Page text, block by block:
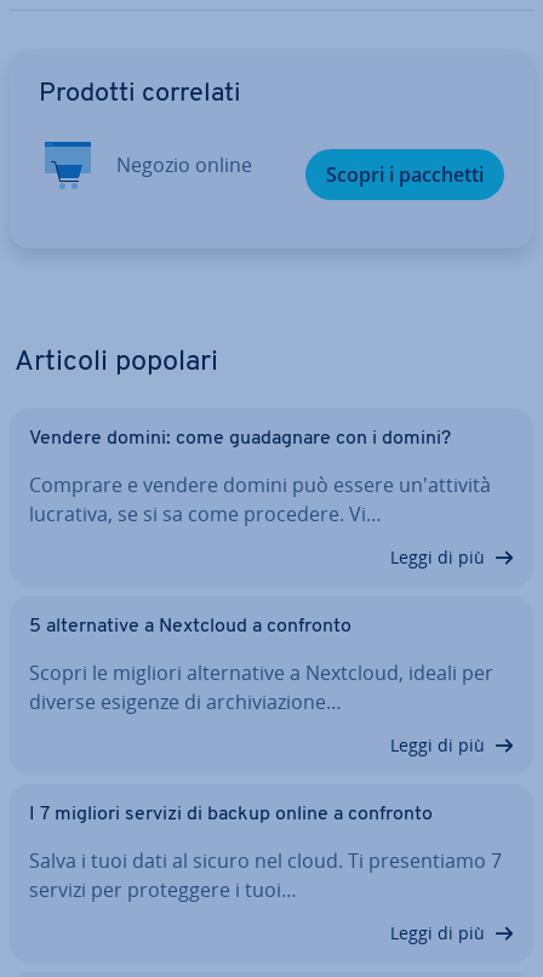
Prodotti correlati
Negozio online Scopri i pacchetti
Articoli popolari
Vendere domini: come gua­da­gna­re con i domini?
Comprare e vendere domini può essere un'at­ti­vi­tà
lucrativa, se si sa come procedere. Vi…
Leggi di più
5 al­ter­na­ti­ve a Nextcloud a confronto
Scopri le migliori al­ter­na­ti­ve a Nextcloud, ideali per
diverse esigenze di ar­chi­via­zio­ne…
Leggi di più
I 7 migliori servizi di backup online a confronto
Salva i tuoi dati al sicuro nel cloud. Ti pre­sen­tia­mo 7
servizi per pro­teg­ge­re i tuoi…
Leggi di più